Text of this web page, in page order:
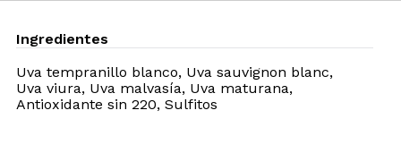
Ingredientes
Uva tempranillo blanco, Uva sauvignon blanc,
Uva viura, Uva malvasía, Uva maturana,
Antioxidante sin 220, Sulfitos